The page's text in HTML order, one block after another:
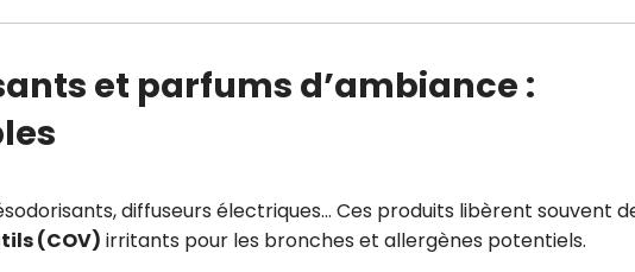
et parfums d’ambiance :
diffuseurs électriques… Ces produits libèrent souvent
(COV) irritants pour les bronches et allergènes potentiels.